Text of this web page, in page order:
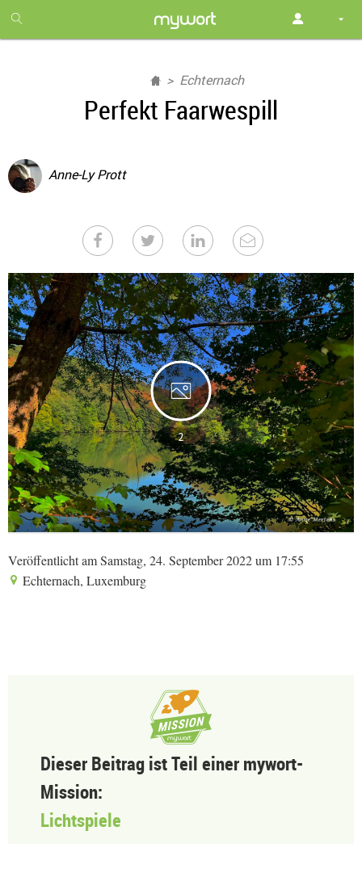
month
free
Echternach
Perfekt Faarwespill
Anne-Ly Prott
2
Veröffentlicht am Samstag, 24. September 2022 um 17:55
Echternach, Luxemburg
Dieser Beitrag ist Teil einer mywort-
Mission:
Lichtspiele